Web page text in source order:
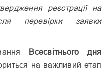
реєстрації на
перевірки заявки
Всесвітнього дня
на важливий етап